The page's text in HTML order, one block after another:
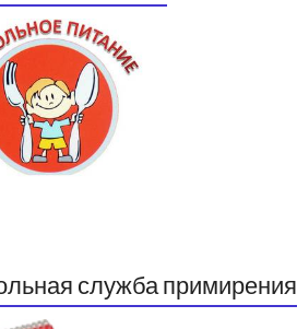
служба примирения